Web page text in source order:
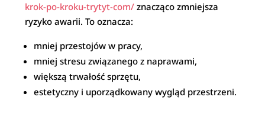
krok-po-kroku-trytyt-com/ znacząco zmniejsza
ryzyko awarii. To oznacza:
mniej przestojów w pracy,
mniej stresu związanego z naprawami,
większą trwałość sprzętu,
estetyczny i uporządkowany wygląd przestrzeni.